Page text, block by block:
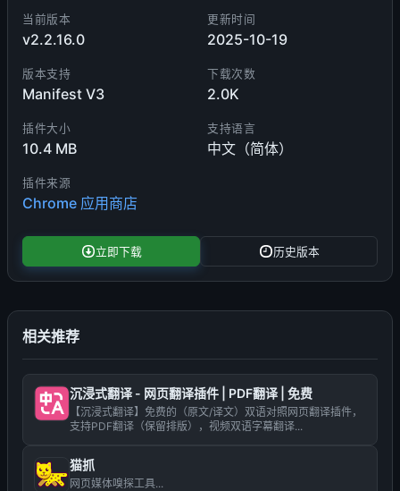
当前版本
v2.2.16.0
更新时间
2025-10-19
版本支持
Manifest V3
下载次数
2.0K
插件大小
10.4 MB
支持语言
中文（简体）
插件来源
Chrome 应用商店
立即下载 历史版本
相关推荐
沉浸式翻译 - 网页翻译插件 | PDF翻译 | 免费
【沉浸式翻译】免费的（原文/译文）双语对照网页翻译插件，
支持PDF翻译（保留排版），视频双语字幕翻译...
猫抓
网页媒体嗅探工具...